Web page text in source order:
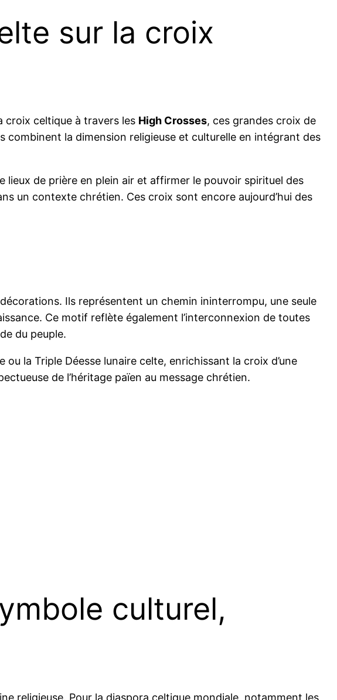
sur la croix
croix celtique à travers les High Crosses, ces grandes croix de
combinent la dimension religieuse et culturelle en intégrant des
de prière en plein air et affirmer le pouvoir spirituel des
un contexte chrétien. Ces croix sont encore aujourd’hui des
Ils représentent un chemin ininterrompu, une seule
Ce motif reflète également l’interconnexion de toutes
du peuple.
la Triple Déesse lunaire celte, enrichissant la croix d’une
de l’héritage païen au message chrétien.
culturel,
religieuse. Pour la diaspora celtique mondiale, notamment les